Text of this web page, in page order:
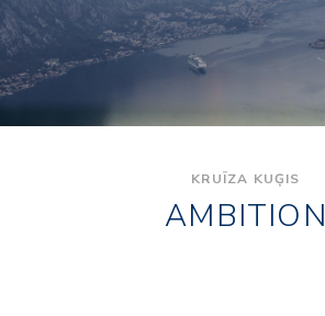
KRUĪZA KUĢIS
AMBITION